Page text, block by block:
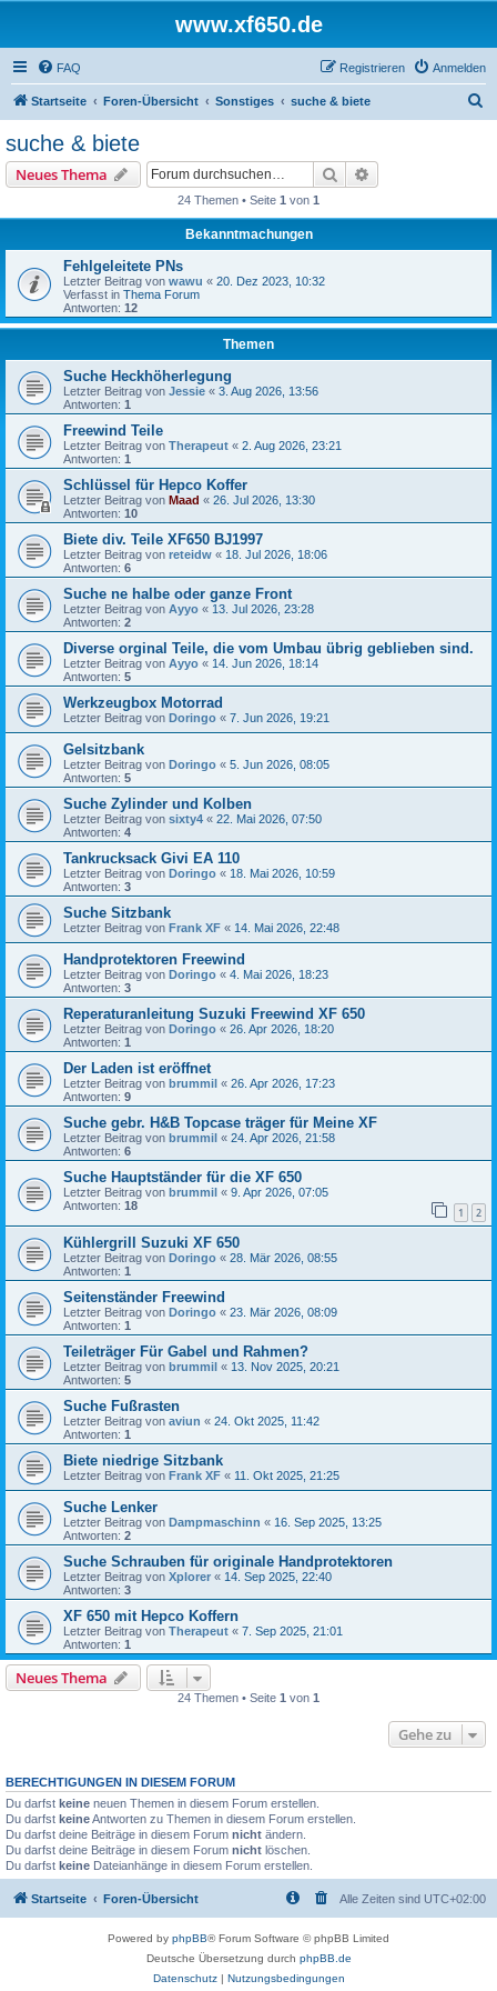
www.xf650.de
FAQ Anmelden
Registrieren
Startseite Foren-Übersicht Sonstiges suche & biete
suche & biete
Neues Thema Suche
24 Themen • Seite 1 von 1
Bekanntmachungen
Fehlgeleitete PNs
Letzter Beitrag von wawu « 20. Dez 2023, 10:32
Verfasst in Thema Forum
Antworten: 12
Themen
Suche Heckhöherlegung
Letzter Beitrag von Jessie « 3. Aug 2026, 13:56
Antworten: 1
Freewind Teile
Letzter Beitrag von Therapeut « 2. Aug 2026, 23:21
Antworten: 1
Schlüssel für Hepco Koffer
Letzter Beitrag von Maad « 26. Jul 2026, 13:30
Antworten: 10
Biete div. Teile XF650 BJ1997
Letzter Beitrag von reteidw « 18. Jul 2026, 18:06
Antworten: 6
Suche ne halbe oder ganze Front
Letzter Beitrag von Ayyo « 13. Jul 2026, 23:28
Antworten: 2
Diverse orginal Teile, die vom Umbau übrig geblieben sind.
Letzter Beitrag von Ayyo « 14. Jun 2026, 18:14
Antworten: 5
Werkzeugbox Motorrad
Letzter Beitrag von Doringo « 7. Jun 2026, 19:21
Gelsitzbank
Letzter Beitrag von Doringo « 5. Jun 2026, 08:05
Antworten: 5
Suche Zylinder und Kolben
Letzter Beitrag von sixty4 « 22. Mai 2026, 07:50
Antworten: 4
Tankrucksack Givi EA 110
Letzter Beitrag von Doringo « 18. Mai 2026, 10:59
Antworten: 3
Suche Sitzbank
Letzter Beitrag von Frank XF « 14. Mai 2026, 22:48
Handprotektoren Freewind
Letzter Beitrag von Doringo « 4. Mai 2026, 18:23
Antworten: 3
Reperaturanleitung Suzuki Freewind XF 650
Letzter Beitrag von Doringo « 26. Apr 2026, 18:20
Antworten: 1
Der Laden ist eröffnet
Letzter Beitrag von brummil « 26. Apr 2026, 17:23
Antworten: 9
Suche gebr. H&B Topcase träger für Meine XF
Letzter Beitrag von brummil « 24. Apr 2026, 21:58
Antworten: 6
Suche Hauptständer für die XF 650
Letzter Beitrag von brummil « 9. Apr 2026, 07:05
Antworten: 18 1 2
Kühlergrill Suzuki XF 650
Letzter Beitrag von Doringo « 28. Mär 2026, 08:55
Antworten: 1
Seitenständer Freewind
Letzter Beitrag von Doringo « 23. Mär 2026, 08:09
Antworten: 1
Teileträger Für Gabel und Rahmen?
Letzter Beitrag von brummil « 13. Nov 2025, 20:21
Antworten: 5
Suche Fußrasten
Letzter Beitrag von aviun « 24. Okt 2025, 11:42
Antworten: 1
Biete niedrige Sitzbank
Letzter Beitrag von Frank XF « 11. Okt 2025, 21:25
Suche Lenker
Letzter Beitrag von Dampmaschinn « 16. Sep 2025, 13:25
Antworten: 2
Suche Schrauben für originale Handprotektoren
Letzter Beitrag von Xplorer « 14. Sep 2025, 22:40
Antworten: 3
XF 650 mit Hepco Koffern
Letzter Beitrag von Therapeut « 7. Sep 2025, 21:01
Antworten: 1
Neues Thema
24 Themen • Seite 1 von 1
Gehe zu
BERECHTIGUNGEN IN DIESEM FORUM
Du darfst keine neuen Themen in diesem Forum erstellen.
Du darfst keineAntworten zu Themen in diesem Forum erstellen.
Du darfst deine Beiträge in diesem Forum nicht ändern.
Du darfst deine Beiträge in diesem Forum nicht löschen.
Du darfst keine Dateianhänge in diesem Forum erstellen.
Startseite Foren-Übersicht Alle Zeiten sind UTC+02:00
Powered by phpBB® Forum Software © phpBB Limited
Deutsche Übersetzung durch phpBB.de
Datenschutz| Nutzungsbedingungen